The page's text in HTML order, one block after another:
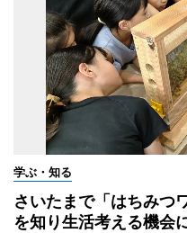
学ぶ・知る
さいたまで「はちみ
を知り生活考える機会